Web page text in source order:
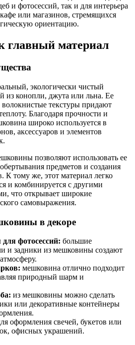
и фотосессий, так и для интерьера
или магазинов, стремящихся
ориентацию.
материал
экологически чистый
из конопли, джута или льна. Ее
текстуры придают
Благодаря прочности и
широко используется в
аксессуаров и элементов
позволяют использовать ее
предметов и создания
К тому же, этот материал легко
и комбинируется с другими
что открывает широкие
самовыражения.
в декоре
фотосессий: большие
и задники из мешковины создают
мешковина отлично подходит
природный шарм и
из мешковины можно сделать
или декоративные контейнеры
оформления свечей, букетов или
офисных украшений.